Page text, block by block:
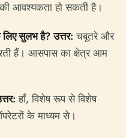
आवश्यकता हो सकती है।
लिए सुलभ है? उत्तर: चबूतरे और
हैं। आसपास का क्षेत्र आम
हाँ, विशेष रूप से विशेष
के माध्यम से।